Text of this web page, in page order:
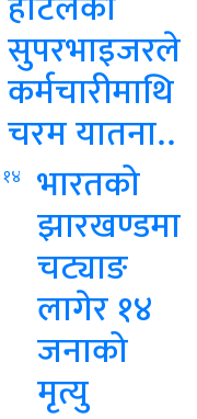
सुपरभाइजरले
कर्मचारीमाथि
चरम यातना..
भारतको
झारखण्डमा
चट्याङ
लागेर १४
जनाको
मृत्यु